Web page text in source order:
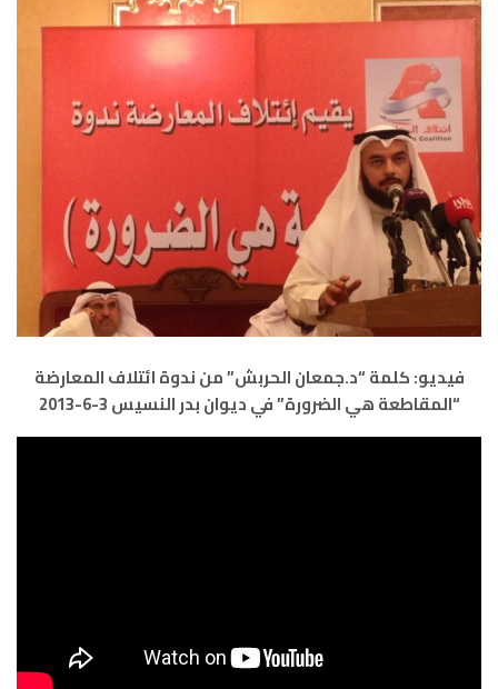
فيديو: كلمة “د.جمعان الحربش” من ندوة ائتلاف المعارضة
“المقاطعة هي الضرورة” في ديوان بدر النسيس 3-6-2013